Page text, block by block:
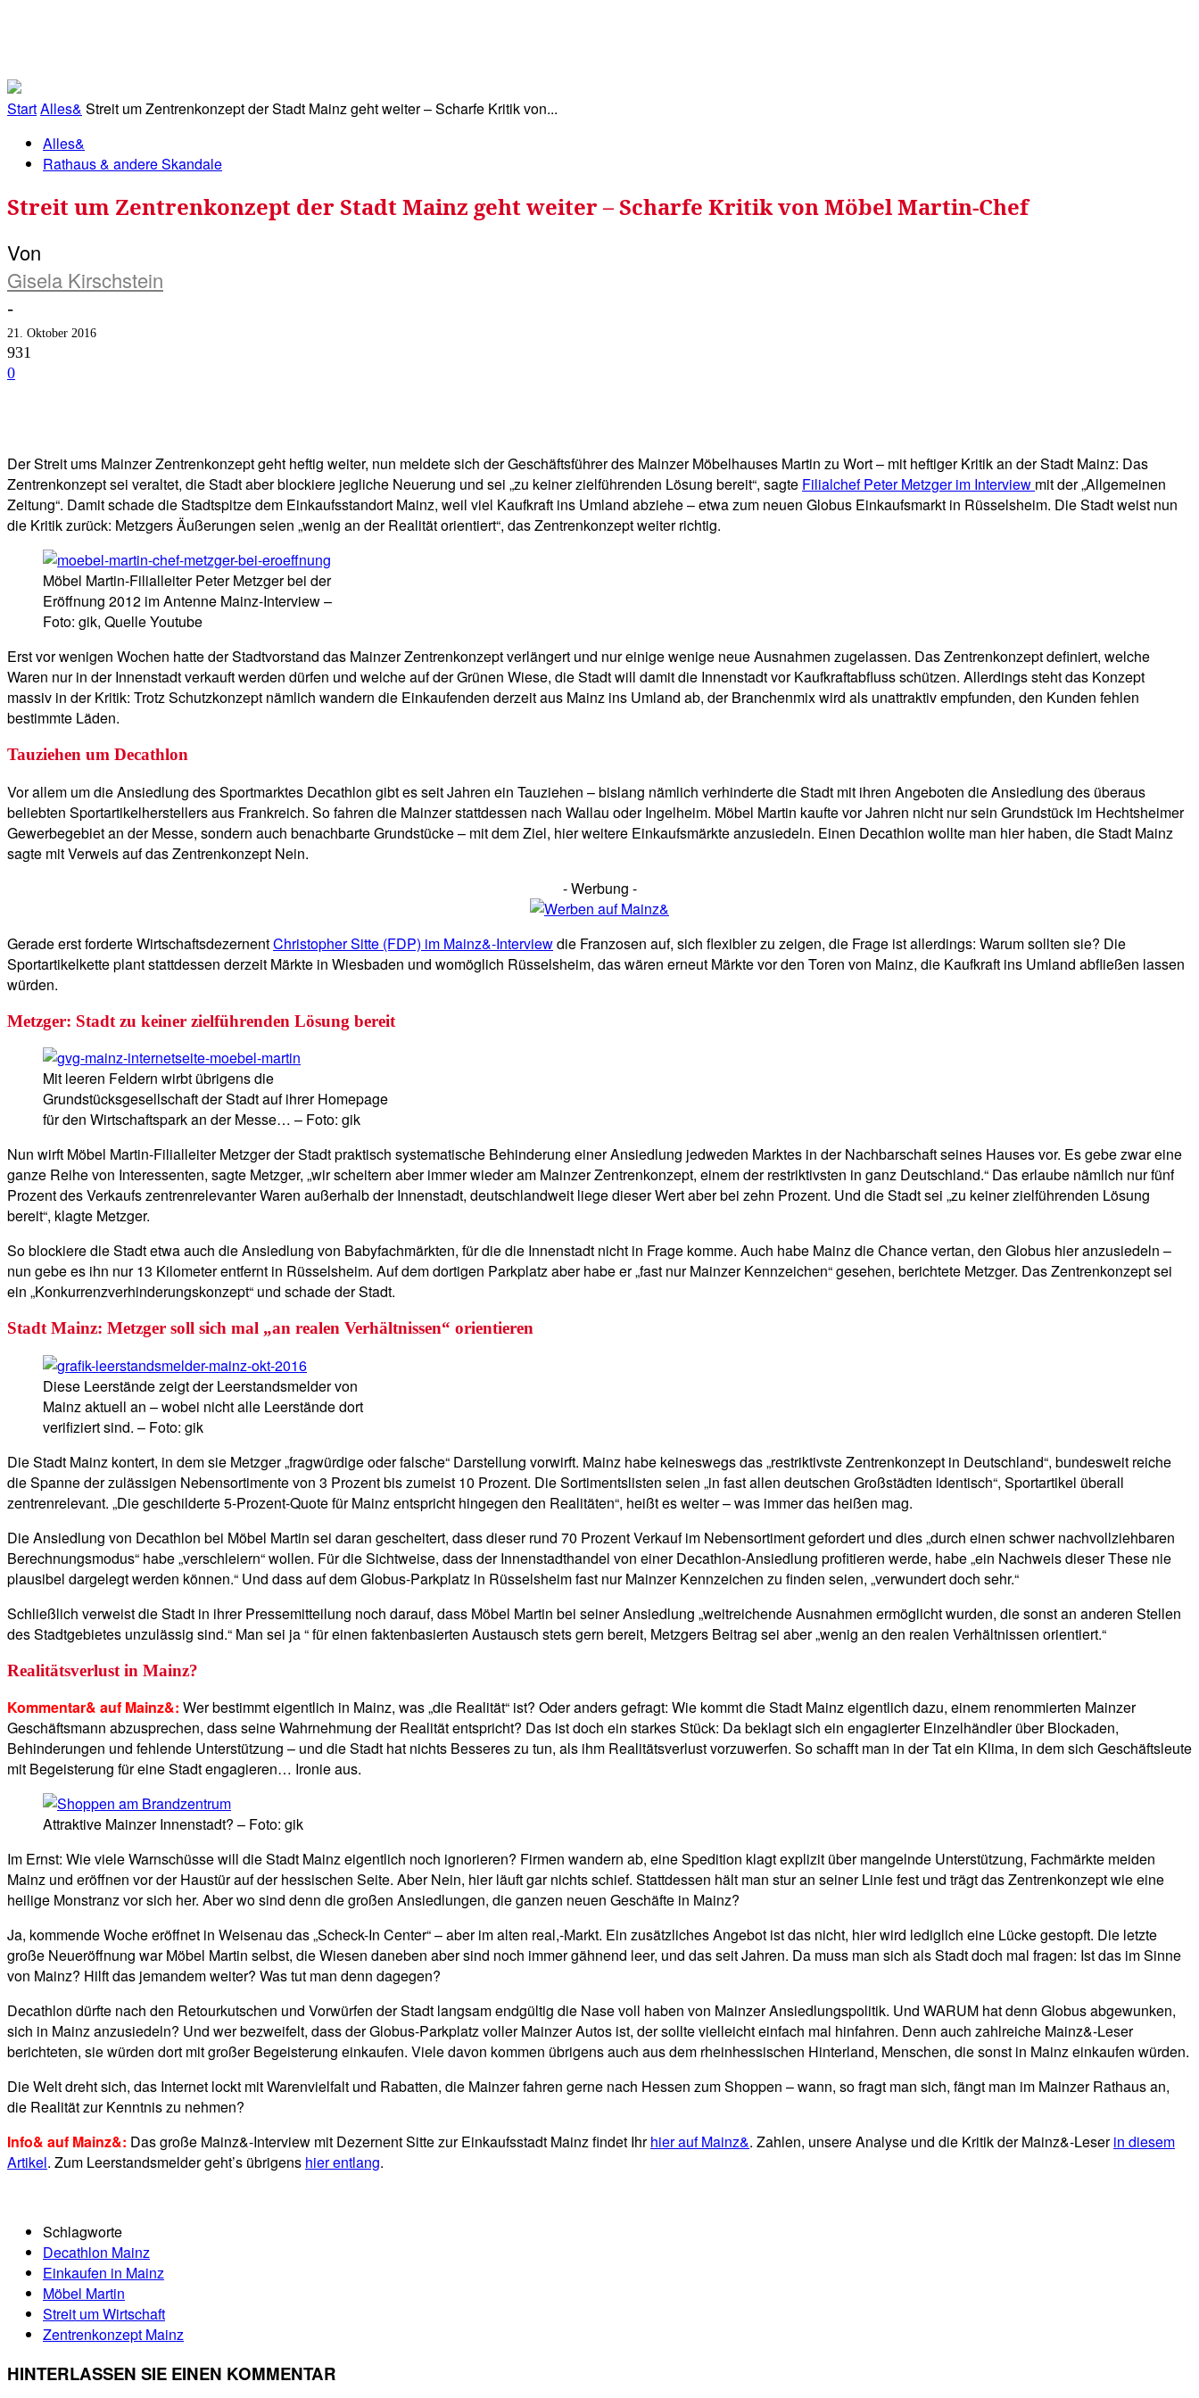
StartAlles& Streit um Zentrenkonzept der Stadt Mainz geht weiter – Scharfe Kritik von...
Alles&
Rathaus & andere Skandale
Streit um Zentrenkonzept der Stadt Mainz geht weiter – Scharfe Kritik von Möbel Martin-Chef
Von
Gisela Kirschstein
-
21. Oktober 2016
931
0
Der Streit ums Mainzer Zentrenkonzept geht heftig weiter, nun meldete sich der Geschäftsführer des Mainzer Möbelhauses Martin zu Wort – mit heftiger Kritik an der Stadt Mainz: Das
Zentrenkonzept sei veraltet, die Stadt aber blockiere jegliche Neuerung und sei „zu keiner zielführenden Lösung bereit“, sagte Filialchef Peter Metzger im Interview mit der „Allgemeinen
Zeitung“. Damit schade die Stadtspitze dem Einkaufsstandort Mainz, weil viel Kaufkraft ins Umland abziehe – etwa zum neuen Globus Einkaufsmarkt in Rüsselsheim. Die Stadt weist nun
die Kritik zurück: Metzgers Äußerungen seien „wenig an der Realität orientiert“, das Zentrenkonzept weiter richtig.
Möbel Martin-Filialleiter Peter Metzger bei der
Eröffnung 2012 im Antenne Mainz-Interview –
Foto: gik, Quelle Youtube
Erst vor wenigen Wochen hatte der Stadtvorstand das Mainzer Zentrenkonzept verlängert und nur einige wenige neue Ausnahmen zugelassen. Das Zentrenkonzept definiert, welche
Waren nur in der Innenstadt verkauft werden dürfen und welche auf der Grünen Wiese, die Stadt will damit die Innenstadt vor Kaufkraftabfluss schützen. Allerdings steht das Konzept
massiv in der Kritik: Trotz Schutzkonzept nämlich wandern die Einkaufenden derzeit aus Mainz ins Umland ab, der Branchenmix wird als unattraktiv empfunden, den Kunden fehlen
bestimmte Läden.
Tauziehen um Decathlon
Vor allem um die Ansiedlung des Sportmarktes Decathlon gibt es seit Jahren ein Tauziehen – bislang nämlich verhinderte die Stadt mit ihren Angeboten die Ansiedlung des überaus
beliebten Sportartikelherstellers aus Frankreich. So fahren die Mainzer stattdessen nach Wallau oder Ingelheim. Möbel Martin kaufte vor Jahren nicht nur sein Grundstück im Hechtsheimer
Gewerbegebiet an der Messe, sondern auch benachbarte Grundstücke – mit dem Ziel, hier weitere Einkaufsmärkte anzusiedeln. Einen Decathlon wollte man hier haben, die Stadt Mainz
sagte mit Verweis auf das Zentrenkonzept Nein.
- Werbung -
Gerade erst forderte WirtschaftsdezernentChristopher Sitte (FDP) im Mainz&-Interviewdie Franzosen auf, sich flexibler zu zeigen, die Frage ist allerdings: Warum sollten sie? Die
Sportartikelkette plant stattdessen derzeit Märkte in Wiesbaden und womöglich Rüsselsheim, das wären erneut Märkte vor den Toren von Mainz, die Kaufkraft ins Umland abfließen lassen
würden.
Metzger: Stadt zu keiner zielführenden Lösung bereit
Mit leeren Feldern wirbt übrigens die
Grundstücksgesellschaft der Stadt auf ihrer Homepage
für den Wirtschaftspark an der Messe… – Foto: gik
Nun wirft Möbel Martin-Filialleiter Metzger der Stadt praktisch systematische Behinderung einer Ansiedlung jedweden Marktes in der Nachbarschaft seines Hauses vor. Es gebe zwar eine
ganze Reihe von Interessenten, sagte Metzger, „wir scheitern aber immer wieder am Mainzer Zentrenkonzept, einem der restriktivsten in ganz Deutschland.“ Das erlaube nämlich nur fünf
Prozent des Verkaufs zentrenrelevanter Waren außerhalb der Innenstadt, deutschlandweit liege dieser Wert aber bei zehn Prozent. Und die Stadt sei „zu keiner zielführenden Lösung
bereit“, klagte Metzger.
So blockiere die Stadt etwa auch die Ansiedlung von Babyfachmärkten, für die die Innenstadt nicht in Frage komme. Auch habe Mainz die Chance vertan, den Globus hier anzusiedeln –
nun gebe es ihn nur 13 Kilometer entfernt in Rüsselsheim. Auf dem dortigen Parkplatz aber habe er „fast nur Mainzer Kennzeichen“ gesehen, berichtete Metzger. Das Zentrenkonzept sei
ein „Konkurrenzverhinderungskonzept“ und schade der Stadt.
Stadt Mainz: Metzger soll sich mal „an realen Verhältnissen“ orientieren
Diese Leerstände zeigt der Leerstandsmelder von
Mainz aktuell an – wobei nicht alle Leerstände dort
verifiziert sind. – Foto: gik
Die Stadt Mainz kontert, in dem sie Metzger „fragwürdige oder falsche“ Darstellung vorwirft. Mainz habe keineswegs das „restriktivste Zentrenkonzept in Deutschland“, bundesweit reiche
die Spanne der zulässigen Nebensortimente von 3 Prozent bis zumeist 10 Prozent. Die Sortimentslisten seien „in fast allen deutschen Großstädten identisch“, Sportartikel überall
zentrenrelevant. „Die geschilderte 5-Prozent-Quote für Mainz entspricht hingegen den Realitäten“, heißt es weiter – was immer das heißen mag.
Die Ansiedlung von Decathlon bei Möbel Martin sei daran gescheitert, dass dieser rund 70 Prozent Verkauf im Nebensortiment gefordert und dies „durch einen schwer nachvollziehbaren
Berechnungsmodus“ habe „verschleiern“ wollen. Für die Sichtweise, dass der Innenstadthandel von einer Decathlon-Ansiedlung profitieren werde, habe „ein Nachweis dieser These nie
plausibel dargelegt werden können.“ Und dass auf dem Globus-Parkplatz in Rüsselsheim fast nur Mainzer Kennzeichen zu finden seien, „verwundert doch sehr.“
Schließlich verweist die Stadt in ihrer Pressemitteilung noch darauf, dass Möbel Martin bei seiner Ansiedlung „weitreichende Ausnahmen ermöglicht wurden, die sonst an anderen Stellen
des Stadtgebietes unzulässig sind.“ Man sei ja “ für einen faktenbasierten Austausch stets gern bereit, Metzgers Beitrag sei aber „wenig an den realen Verhältnissen orientiert.“
Realitätsverlust in Mainz?
Kommentar& auf Mainz&: Wer bestimmt eigentlich in Mainz, was „die Realität“ ist? Oder anders gefragt: Wie kommt die Stadt Mainz eigentlich dazu, einem renommierten Mainzer
Geschäftsmann abzusprechen, dass seine Wahrnehmung der Realität entspricht? Das ist doch ein starkes Stück: Da beklagt sich ein engagierter Einzelhändler über Blockaden,
Behinderungen und fehlende Unterstützung – und die Stadt hat nichts Besseres zu tun, als ihm Realitätsverlust vorzuwerfen. So schafft man in der Tat ein Klima, in dem sich Geschäftsleute
mit Begeisterung für eine Stadt engagieren… Ironie aus.
Attraktive Mainzer Innenstadt? – Foto: gik
Im Ernst: Wie viele Warnschüsse will die Stadt Mainz eigentlich noch ignorieren? Firmen wandern ab, eine Spedition klagt explizit über mangelnde Unterstützung, Fachmärkte meiden
Mainz und eröffnen vor der Haustür auf der hessischen Seite. Aber Nein, hier läuft gar nichts schief. Stattdessen hält man stur an seiner Linie fest und trägt das Zentrenkonzept wie eine
heilige Monstranz vor sich her. Aber wo sind denn die großen Ansiedlungen, die ganzen neuen Geschäfte in Mainz?
Ja, kommende Woche eröffnet in Weisenau das „Scheck-In Center“ – aber im alten real,-Markt. Ein zusätzliches Angebot ist das nicht, hier wird lediglich eine Lücke gestopft. Die letzte
große Neueröffnung war Möbel Martin selbst, die Wiesen daneben aber sind noch immer gähnend leer, und das seit Jahren. Da muss man sich als Stadt doch mal fragen: Ist das im Sinne
von Mainz? Hilft das jemandem weiter? Was tut man denn dagegen?
Decathlon dürfte nach den Retourkutschen und Vorwürfen der Stadt langsam endgültig die Nase voll haben von Mainzer Ansiedlungspolitik. Und WARUM hat denn Globus abgewunken,
sich in Mainz anzusiedeln? Und wer bezweifelt, dass der Globus-Parkplatz voller Mainzer Autos ist, der sollte vielleicht einfach mal hinfahren. Denn auch zahlreiche Mainz&-Leser
berichteten, sie würden dort mit großer Begeisterung einkaufen. Viele davon kommen übrigens auch aus dem rheinhessischen Hinterland, Menschen, die sonst in Mainz einkaufen würden.
Die Welt dreht sich, das Internet lockt mit Warenvielfalt und Rabatten, die Mainzer fahren gerne nach Hessen zum Shoppen – wann, so fragt man sich, fängt man im Mainzer Rathaus an,
die Realität zur Kenntnis zu nehmen?
Info& auf Mainz&: Das große Mainz&-Interview mit Dezernent Sitte zur Einkaufsstadt Mainz findet Ihrhier auf Mainz&. Zahlen, unsere Analyse und die Kritik der Mainz&-Leserin diesem
Artikel. Zum Leerstandsmelder geht’s übrigens hier entlang.
Schlagworte
Decathlon Mainz
Einkaufen in Mainz
Möbel Martin
Streit um Wirtschaft
Zentrenkonzept Mainz
HINTERLASSEN SIE EINEN KOMMENTAR